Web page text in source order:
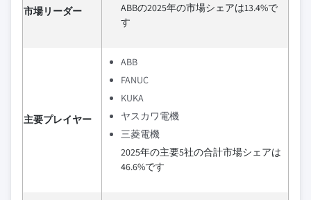
市場リーダー
ABBの2025年の市場シェアは13.4%で
す
主要プレイヤー
ABB
FANUC
KUKA
ヤスカワ電機
三菱電機
2025年の主要5社の合計市場シェアは
46.6%です